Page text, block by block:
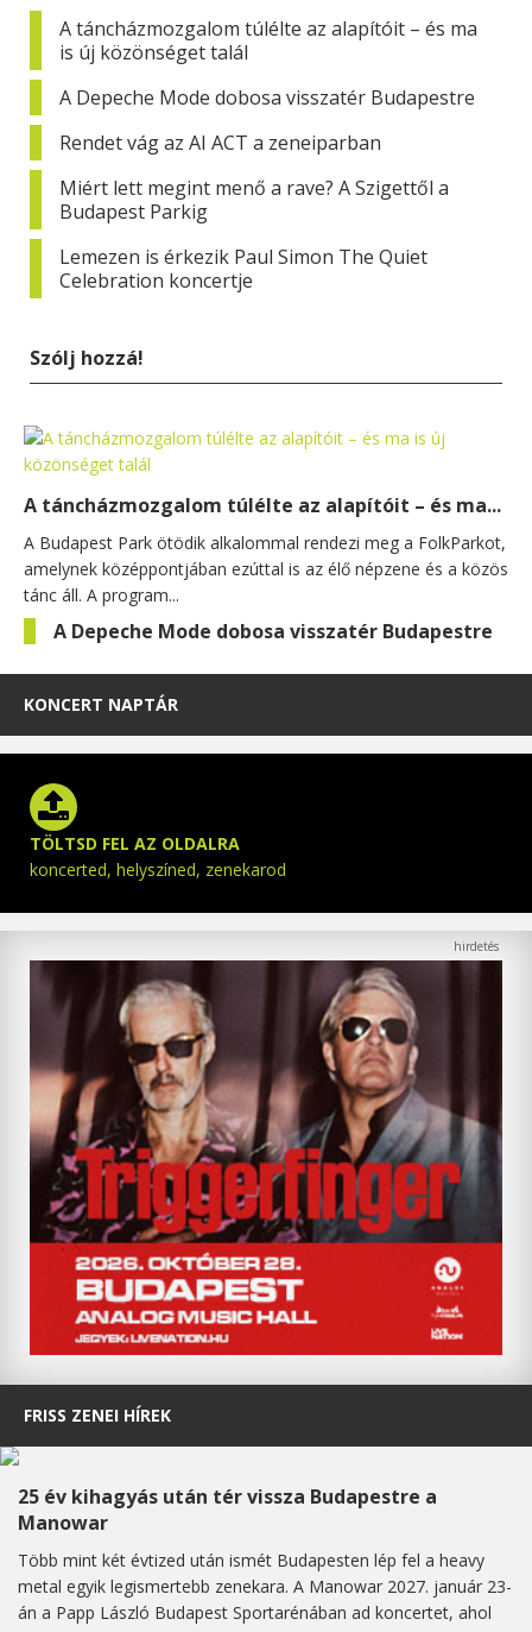
A táncházmozgalom túlélte az alapítóit – és ma
is új közönséget talál
A Depeche Mode dobosa visszatér Budapestre
Rendet vág az AI ACT a zeneiparban
Miért lett megint menő a rave? A Szigettől a
Budapest Parkig
Lemezen is érkezik Paul Simon The Quiet
Celebration koncertje
Szólj hozzá!
A táncházmozgalom túlélte az alapítóit – és ma...
A Budapest Park ötödik alkalommal rendezi meg a FolkParkot,
amelynek középpontjában ezúttal is az élő népzene és a közös
tánc áll. A program...
A Depeche Mode dobosa visszatér Budapestre
KONCERT NAPTÁR
TÖLTSD FEL AZ OLDALRA
koncerted, helyszíned, zenekarod
FRISS ZENEI HÍREK
25 év kihagyás után tér vissza Budapestre a
Manowar
Több mint két évtized után ismét Budapesten lép fel a heavy
metal egyik legismertebb zenekara. A Manowar 2027. január 23-
án a Papp László Budapest Sportarénában ad koncertet, ahol